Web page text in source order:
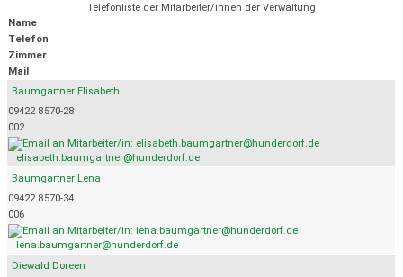
Telefonliste der Mitarbeiter/innen der Verwaltung
Name
Telefon
Zimmer
Mail
Baumgartner Elisabeth
09422 8570-28
002
elisabeth.baumgartner@hunderdorf.de
Baumgartner Lena
09422 8570-34
006
lena.baumgartner@hunderdorf.de
Diewald Doreen